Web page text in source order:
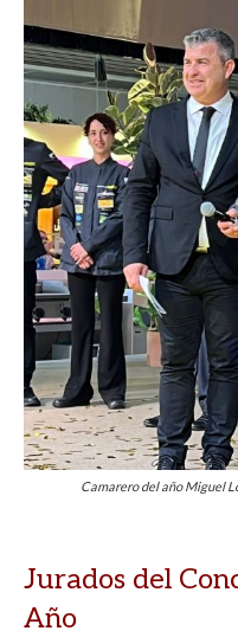
Camarero del año Miguel
Jurados del
Año